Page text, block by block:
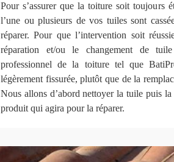
Pour s’assurer que la toiture soit toujours
l’une ou plusieurs de vos tuiles sont
réparer. Pour que l’intervention soit
réparation et/ou le changement de
professionnel de la toiture tel que
légèrement fissurée, plutôt que de la
Nous allons d’abord nettoyer la tuile puis la
produit qui agira pour la réparer.